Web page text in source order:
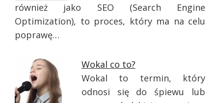
również jako SEO (Search Engine
Optimization), to proces, który ma na celu
poprawę…
Wokal co to?
Wokal to termin, który
odnosi się do śpiewu lub